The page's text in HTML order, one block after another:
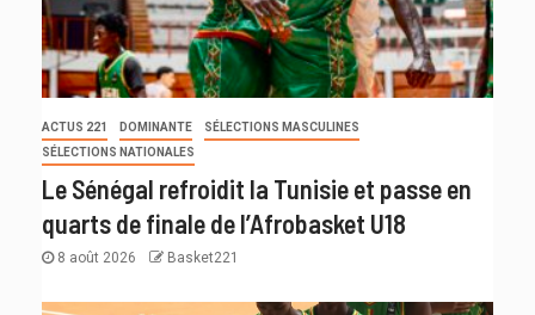
ACTUS 221 DOMINANTE
SÉLECTIONS MASCULINES
SÉLECTIONS NATIONALES
Le Sénégal refroidit la Tunisie et passe en
quarts de finale de l’Afrobasket U18
8 août 2026 Basket221